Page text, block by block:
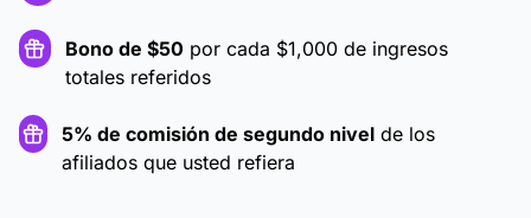
Bono de $50 por cada $1,000 de ingresos
totales referidos
5% de comisión de segundo nivelde los
afiliados que usted refiera